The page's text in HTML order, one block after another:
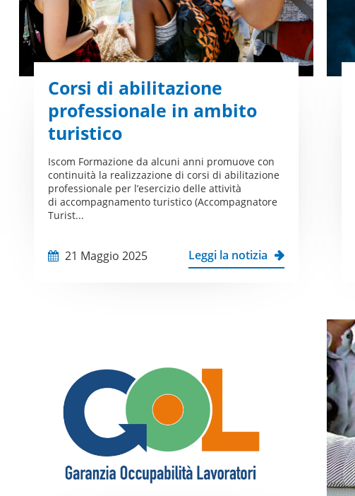
Corsi di abilitazione
professionale in ambito
turistico
Iscom Formazione da alcuni anni promuove con
continuità la realizzazione di corsi di abilitazione
professionale per l’esercizio delle attività
di accompagnamento turistico (Accompagnatore
Turist...
21 Maggio 2025 Leggi la notizia